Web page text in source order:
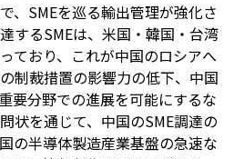
、SMEを巡る輸出管理が強化さ
するSMEは、米国・韓国・台湾
ており、これが中国のロシアへ
制裁措置の影響力の低下、中国
要分野での進展を可能にするな
状を通じて、中国のSME調達の
の半導体製造産業基盤の急速な